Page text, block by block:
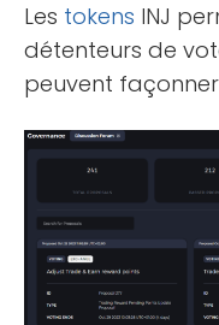
Les tokens INJ
détenteurs de
peuvent façonner